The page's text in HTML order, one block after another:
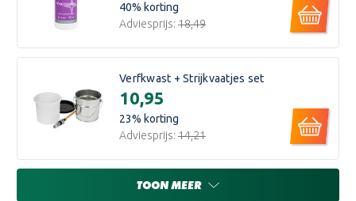
40% korting
Adviesprijs: €18,49
Verfkwast + Strijkvaatjes set
€10,95
23% korting
Adviesprijs: €14,21
TOON MEER